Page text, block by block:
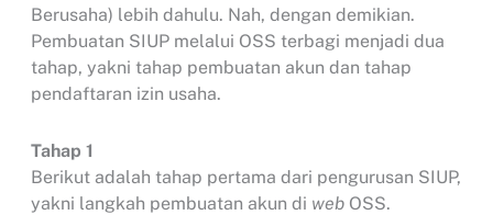
Berusaha) lebih dahulu. Nah, dengan demikian.
Pembuatan SIUP melalui OSS terbagi menjadi dua
tahap, yakni tahap pembuatan akun dan tahap
pendaftaran izin usaha.
Tahap 1
Berikut adalah tahap pertama dari pengurusan SIUP,
yakni langkah pembuatan akun di webOSS.